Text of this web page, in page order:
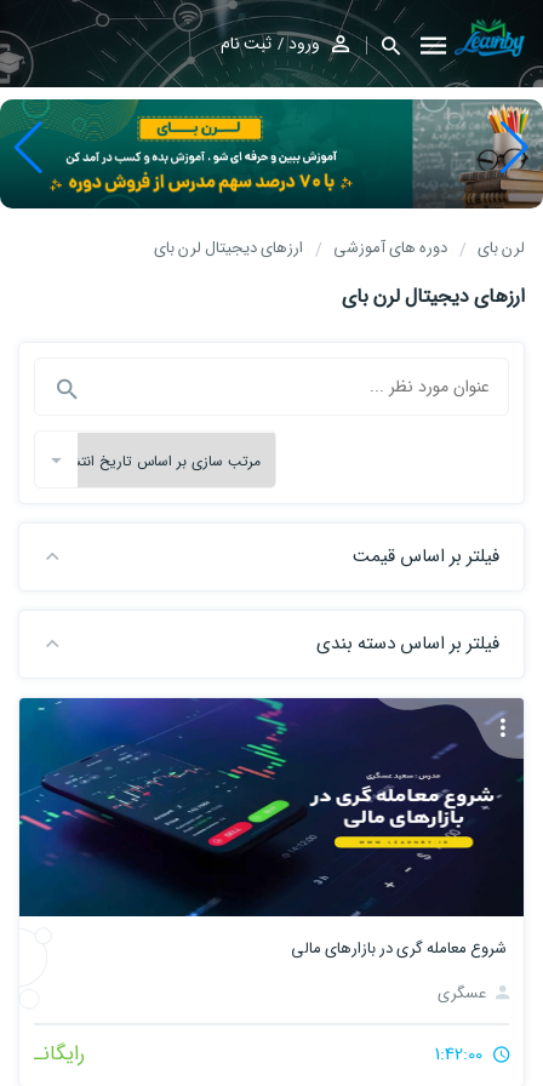
ورود ثبت نام
لرن بای دوره های آموزشی ارزهای دیجیتال لرن بای
ارزهای دیجیتال لرن بای
فیلتر بر اساس قیمت
فیلتر بر اساس دسته بندی
شروع معامله گری در بازارهای مالی
عسگری
رایگانـ